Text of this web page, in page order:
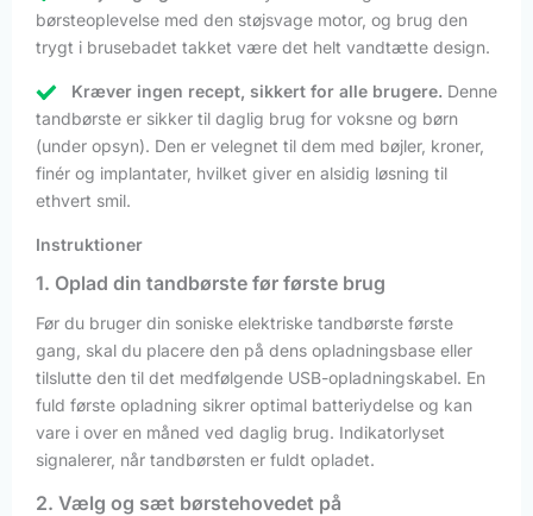
børsteoplevelse med den støjsvage motor, og brug den
trygt i brusebadet takket være det helt vandtætte design.
Kræver ingen recept, sikkert for alle brugere. Denne
tandbørste er sikker til daglig brug for voksne og børn
(under opsyn). Den er velegnet til dem med bøjler, kroner,
finér og implantater, hvilket giver en alsidig løsning til
ethvert smil.
Instruktioner
1. Oplad din tandbørste før første brug
Før du bruger din soniske elektriske tandbørste første
gang, skal du placere den på dens opladningsbase eller
tilslutte den til det medfølgende USB-opladningskabel. En
fuld første opladning sikrer optimal batteriydelse og kan
vare i over en måned ved daglig brug. Indikatorlyset
signalerer, når tandbørsten er fuldt opladet.
2. Vælg og sæt børstehovedet på